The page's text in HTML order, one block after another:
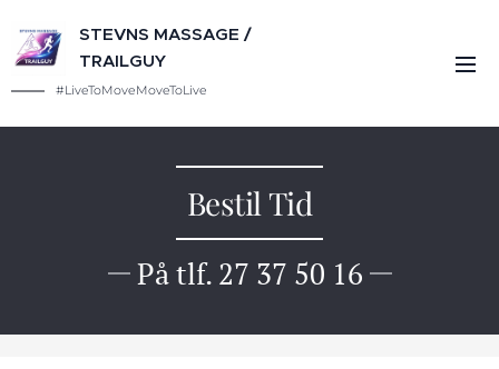
STEVNS MASSAGE /
TRAILGUY
#LiveToMoveMoveToLive
Bestil Tid
På tlf. 27 37 50 16